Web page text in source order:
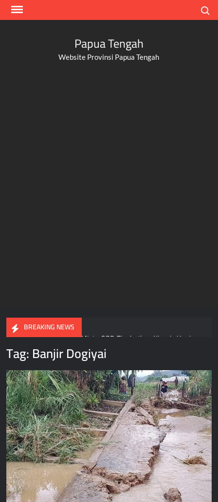
Skip
Papua Tengah
Website Provinsi Papua Tengah
BREAKING NEWS
Gubernur Meki Nawipa Minta OPD Tingkatkan Kinerja Usai
DPR Papua Tengah Setujui Raperda APBD 2025
Gubernur Papua Tengah Tegas! ASN Wajib Terapkan Ber-
AKHLAK dan Beralih ke E-Kinerja Sebelum 2027
Razia Ketat di Pelabuhan Pomako, Aparat Sita 99,2 Liter Sopi
dari Kapal KM Sirimau
Bupati Mimika Teken Nota Kesepakatan Pembangunan
Gedung Perawatan C2 RSUD Mimika Senilai Rp242 Miliar
Pemkab Intan Jaya Terapkan WFH Setiap Jumat, Aktivitas ASN
Dipantau Secara Daring
Tag:Banjir Dogiyai